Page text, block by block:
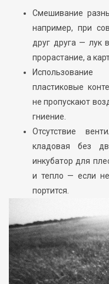
Смешивание
например, при
друг друга — лук
прорастание, а
пластиковые
не пропускают
гниение.
Отсутствие
кладовая без
инкубатор для
и тепло — если
портится.